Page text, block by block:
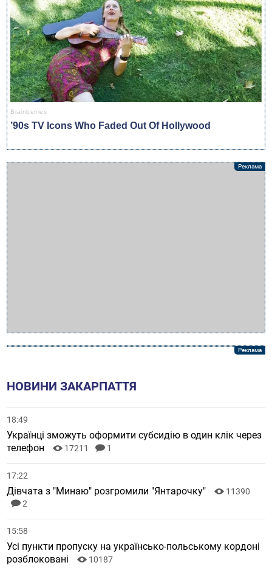
НОВИНИ ЗАКАРПАТТЯ
18:49
Українці зможуть оформити субсидію в один клік через
телефон
17211 1
17:22
Дівчата з "Минаю" розгромили "Янтарочку"
11390
2
15:58
Усі пункти пропуску на українсько-польському кордоні
розблоковані
10187